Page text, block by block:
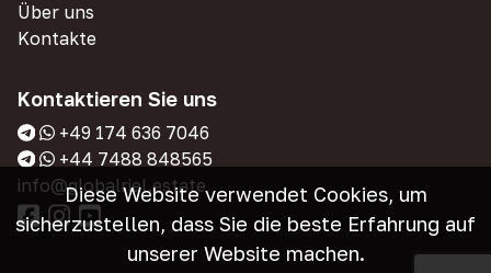
Über uns
Kontakte
Kontaktieren Sie uns
+49 174 636 7046
+44 7488 848565
info@globalriel.estate
Diese Website verwendet Cookies, um
sicherzustellen, dass Sie die beste Erfahrung auf
unserer Website machen.